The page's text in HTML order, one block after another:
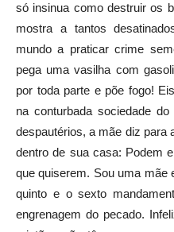
só insinua como destruir os
mostra a tantos
mundo a praticar crime
pega uma vasilha com
por toda parte e põe fogo!
na conturbada sociedade
despautérios, a mãe diz para
dentro de sua casa: Podem
que quiserem. Sou uma
quinto e o sexto
engrenagem do pecado.